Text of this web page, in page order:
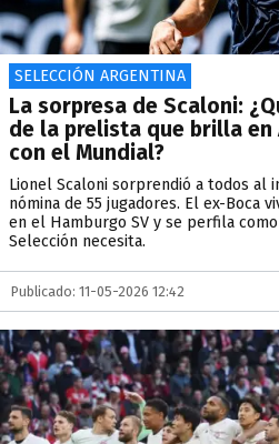
SELECCIÓN ARGENTINA
La sorpresa de Scaloni:
de la prelista que brilla en
con el Mundial?
Lionel Scaloni sorprendió a todos al
nómina de 55 jugadores. El ex-Boca
en el Hamburgo SV y se perfila
Selección necesita.
Publicado: 11-05-2026 12:42